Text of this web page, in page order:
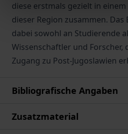
diese erstmals gezielt in
dieser Region zusammen. Das
dabei sowohl an Studierende
Wissenschaftler und
Zugang zu Post-Jugoslawien
Bibliografische Angaben
Zusatzmaterial